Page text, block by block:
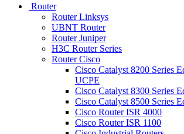
Router
Router Linksys
UBNT Router
Router Juniper
H3C Router Series
Router Cisco
Cisco Catalyst 8200 Series
UCPE
Cisco Catalyst 8300 Series
Cisco Catalyst 8500 Series
Cisco Router ISR 4000
Cisco Router ISR 1100